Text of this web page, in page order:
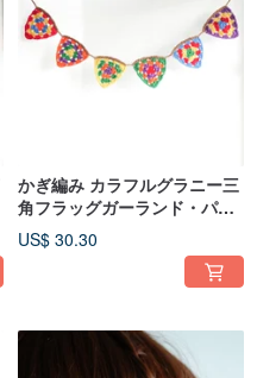
かぎ編み カラフルグラニー三
角フラッグガーランド・パー
ティー / アウトドア / キャン
プ / ピクニック / 誕生日 / イン
US$ 30.30